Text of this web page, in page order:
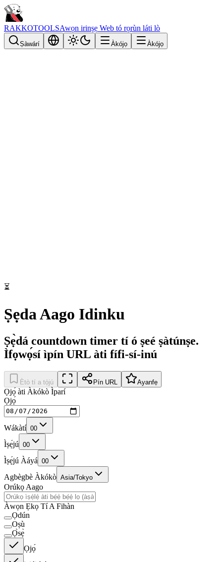
RAKKOTOOLSAwọn irinṣẹ Web tó rọrùn láti lò
Ṣàwárí Àkójọ Àkójọ
⏳
Ṣẹda Aago Idinku
Ṣẹ̀dá countdown timer tí ó ṣeé ṣàtúnṣe.
Ìfọwọ́sí ìpín URL àti fífi-sí-inú
Ètò tí a tọ́jú Pín URL Ayanfẹ
Ọjọ́ àti Àkókò Ìparí
Ọjọ́
Wákàtí 00
Ìṣẹ́jú 00
Ìṣẹ́jú Àáyá 00
Agbègbè Àkókò Asia/Tokyo
Orúkọ Aago
Àwọn Ẹkọ Tí A Fihàn
Ọdún
Oṣù
Ọ̀sẹ̀
Ọjọ́